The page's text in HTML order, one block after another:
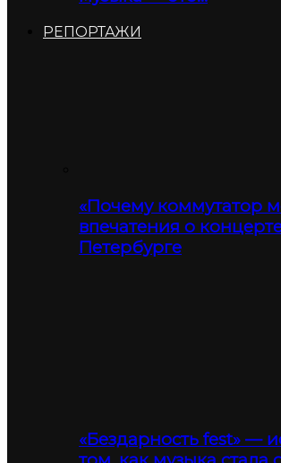
РЕПОРТАЖИ
«Почему коммутатор
впечатения о
Петербурге
«Бездарность fest» —